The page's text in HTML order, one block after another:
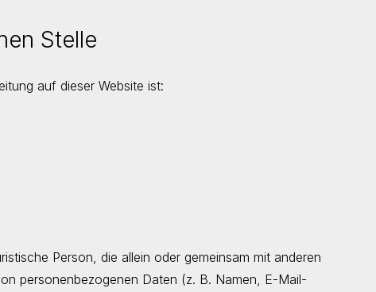
Stelle
auf dieser Website ist:
Person, die allein oder gemeinsam mit anderen
personenbezogenen Daten (z. B. Namen, E-Mail-